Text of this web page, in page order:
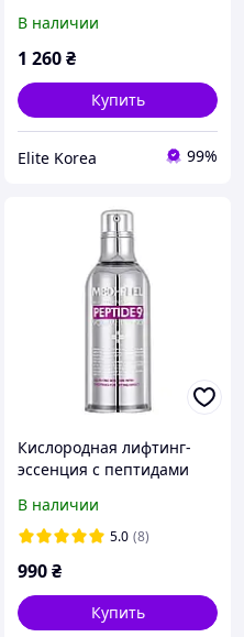
VOLUME ALL IN ONE
ESSENCE PRO, 100 мл
В наличии
1 260₴
Купить
Elite Korea 99%
Кислородная лифтинг-
эссенция с пептидами
Volume Lifting All-In-One
Essence 100 ml
В наличии
5.0 (8)
990₴
Купить